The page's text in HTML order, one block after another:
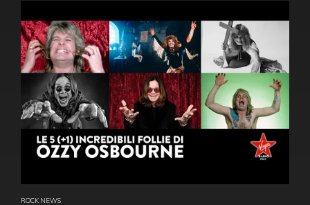
ROCK NEWS